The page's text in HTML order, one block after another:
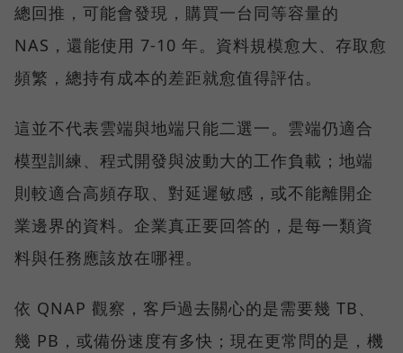
總回推，可能會發現，購買一台同等容量的
NAS，還能使用 7-10 年。資料規模愈大、存取愈
頻繁，總持有成本的差距就愈值得評估。
這並不代表雲端與地端只能二選一。雲端仍適合
模型訓練、程式開發與波動大的工作負載；地端
則較適合高頻存取、對延遲敏感，或不能離開企
業邊界的資料。企業真正要回答的，是每一類資
料與任務應該放在哪裡。
依 QNAP 觀察，客戶過去關心的是需要幾 TB、
幾 PB，或備份速度有多快；現在更常問的是，機